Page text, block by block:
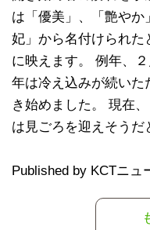
は「優美」、「艶や
妃」から名付けられた
に映えます。 例年、
年は冷え込みが続い
き始めました。 現在
は見ごろを迎えそうだ
Published by KCTニュ